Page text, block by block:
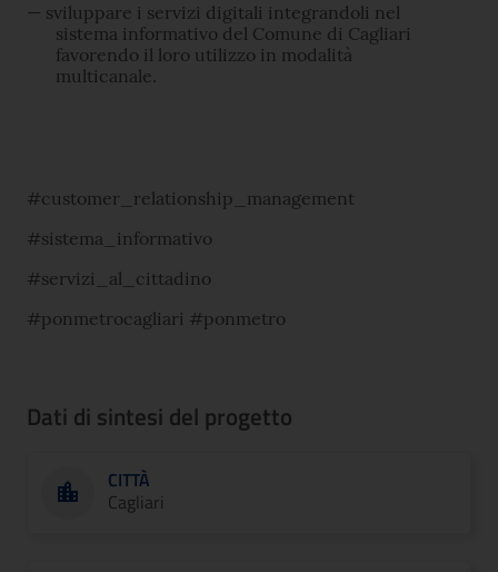
sviluppare i servizi digitali integrandoli nel
sistema informativo del Comune di Cagliari
favorendo il loro utilizzo in modalità
multicanale.
#customer_relationship_management
#sistema_informativo
#servizi_al_cittadino
#ponmetrocagliari #ponmetro
Dati di sintesi del progetto
CITTÀ
Cagliari